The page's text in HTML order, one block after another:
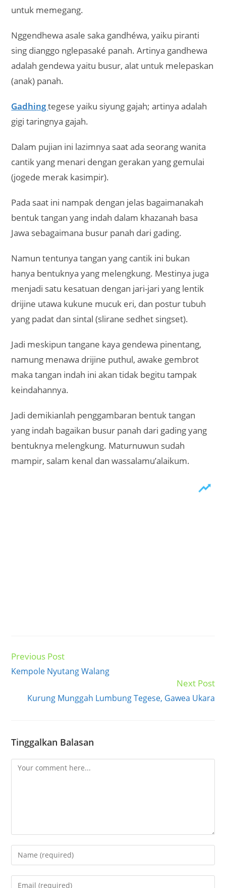
untuk memegang.
Nggendhewa asale saka gandhéwa, yaiku piranti
sing dianggo nglepasaké panah. Artinya gandhewa
adalah gendewa yaitu busur, alat untuk melepaskan
(anak) panah.
Gadhingtegese yaiku siyung gajah; artinya adalah
gigi taringnya gajah.
Dalam pujian ini lazimnya saat ada seorang wanita
cantik yang menari dengan gerakan yang gemulai
(jogede merak kasimpir).
Pada saat ini nampak dengan jelas bagaimanakah
bentuk tangan yang indah dalam khazanah basa
Jawa sebagaimana busur panah dari gading.
Namun tentunya tangan yang cantik ini bukan
hanya bentuknya yang melengkung. Mestinya juga
menjadi satu kesatuan dengan jari-jari yang lentik
drijine utawa kukune mucuk eri, dan postur tubuh
yang padat dan sintal (slirane sedhet singset).
Jadi meskipun tangane kaya gendewa pinentang,
namung menawa drijine puthul, awake gembrot
maka tangan indah ini akan tidak begitu tampak
keindahannya.
Jadi demikianlah penggambaran bentuk tangan
yang indah bagaikan busur panah dari gading yang
bentuknya melengkung. Maturnuwun sudah
mampir, salam kenal dan wassalamu’alaikum.
Read
articles
Previous Post
Kempole Nyutang Walang
Next Post
Kurung Munggah Lumbung Tegese, Gawea Ukara
Tinggalkan Balasan
Comment
Enter
your
name
Enter